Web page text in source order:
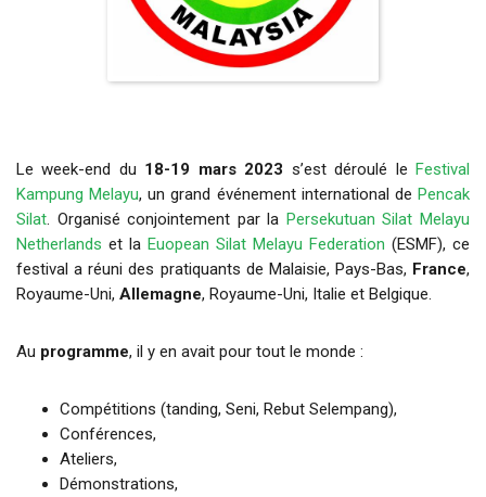
Le week-end du 18-19 mars 2023 s’est déroulé leFestival
Kampung Melayu, un grand événement international dePencak
Silat. Organisé conjointement par la Persekutuan Silat Melayu
Netherlands et la Euopean Silat Melayu Federation (ESMF), ce
festival a réuni des pratiquants de Malaisie, Pays-Bas, France,
Royaume-Uni, Allemagne, Royaume-Uni, Italie et Belgique.
Au programme, il y en avait pour tout le monde :
Compétitions (tanding, Seni, Rebut Selempang),
Conférences,
Ateliers,
Démonstrations,